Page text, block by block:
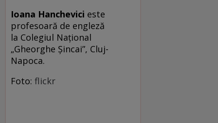
Ioana Hanchevici este
profesoară de engleză
la Colegiul Național
„Gheorghe Șincai”, Cluj-
Napoca.
Foto: flickr